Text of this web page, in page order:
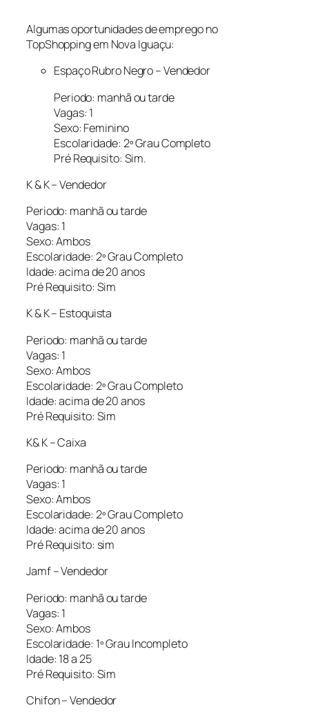
Algumas oportunidades de emprego no
TopShopping em Nova Iguaçu:
Espaço Rubro Negro – Vendedor
Periodo: manhã ou tarde
Vagas: 1
Sexo: Feminino
Escolaridade: 2º Grau Completo
Pré Requisito: Sim.
K & K – Vendedor
Periodo: manhã ou tarde
Vagas: 1
Sexo: Ambos
Escolaridade: 2º Grau Completo
Idade: acima de 20 anos
Pré Requisito: Sim
K & K – Estoquista
Periodo: manhã ou tarde
Vagas: 1
Sexo: Ambos
Escolaridade: 2º Grau Completo
Idade: acima de 20 anos
Pré Requisito: Sim
K& K – Caixa
Periodo: manhã ou tarde
Vagas: 1
Sexo: Ambos
Escolaridade: 2º Grau Completo
Idade: acima de 20 anos
Pré Requisito: sim
Jamf – Vendedor
Periodo: manhã ou tarde
Vagas: 1
Sexo: Ambos
Escolaridade: 1º Grau Incompleto
Idade: 18 a 25
Pré Requisito: Sim
Chifon – Vendedor